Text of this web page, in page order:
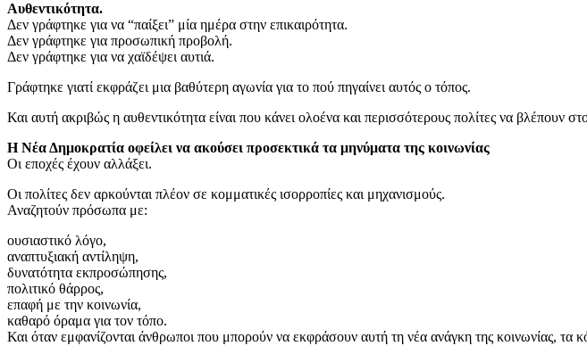
Αυθεντικότητα.
Δεν γράφτηκε για να “παίξει” μία ημέρα στην επικαιρότητα.
Δεν γράφτηκε για προσωπική προβολή.
Δεν γράφτηκε για να χαϊδέψει αυτιά.
Γράφτηκε γιατί εκφράζει μια βαθύτερη αγωνία για το πού πηγαίνει αυτός ο τόπος.
Και αυτή ακριβώς η αυθεντικότητα είναι που κάνει ολοένα και περισσότερους πολίτες να βλέπουν
Η Νέα Δημοκρατία οφείλει να ακούσει προσεκτικά τα μηνύματα της κοινωνίας
Οι εποχές έχουν αλλάξει.
Οι πολίτες δεν αρκούνται πλέον σε κομματικές ισορροπίες και μηχανισμούς.
Αναζητούν πρόσωπα με:
ουσιαστικό λόγο,
αναπτυξιακή αντίληψη,
δυνατότητα εκπροσώπησης,
πολιτικό θάρρος,
επαφή με την κοινωνία,
καθαρό όραμα για τον τόπο.
Και όταν εμφανίζονται άνθρωποι που μπορούν να εκφράσουν αυτή τη νέα ανάγκη της κοινωνίας, τα